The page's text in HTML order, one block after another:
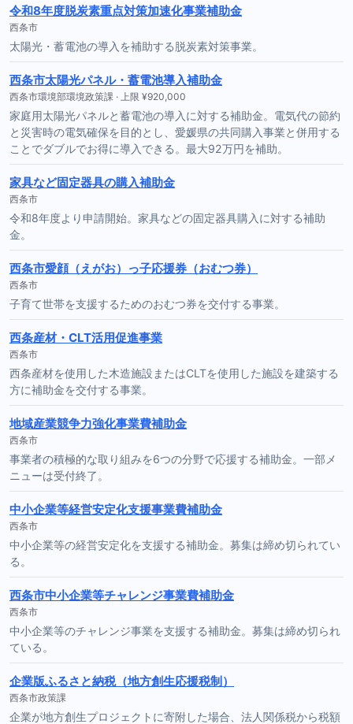
令和8年度脱炭素重点対策加速化事業補助金
西条市
太陽光・蓄電池の導入を補助する脱炭素対策事業。
西条市太陽光パネル・蓄電池導入補助金
西条市環境部環境政策課 · 上限 ¥920,000
家庭用太陽光パネルと蓄電池の導入に対する補助金。電気代の節約
と災害時の電気確保を目的とし、愛媛県の共同購入事業と併用する
ことでダブルでお得に導入できる。最大92万円を補助。
家具など固定器具の購入補助金
西条市
令和8年度より申請開始。家具などの固定器具購入に対する補助
金。
西条市愛顔（えがお）っ子応援券（おむつ券）
西条市
子育て世帯を支援するためのおむつ券を交付する事業。
西条産材・CLT活用促進事業
西条市
西条産材を使用した木造施設またはCLTを使用した施設を建築する
方に補助金を交付する事業。
地域産業競争力強化事業費補助金
西条市
事業者の積極的な取り組みを6つの分野で応援する補助金。一部メ
ニューは受付終了。
中小企業等経営安定化支援事業費補助金
西条市
中小企業等の経営安定化を支援する補助金。募集は締め切られてい
る。
西条市中小企業等チャレンジ事業費補助金
西条市
中小企業等のチャレンジ事業を支援する補助金。募集は締め切られ
ている。
企業版ふるさと納税（地方創生応援税制）
西条市政策課
企業が地方創生プロジェクトに寄附した場合、法人関係税から税額